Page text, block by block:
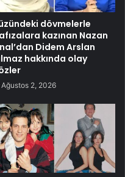
dövmelerle
kazınan Nazan
Didem Arslan
hakkında olay
Ağustos 2, 2026